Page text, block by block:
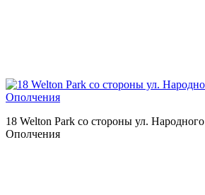
18 Welton Park со стороны ул. Народного
Ополчения